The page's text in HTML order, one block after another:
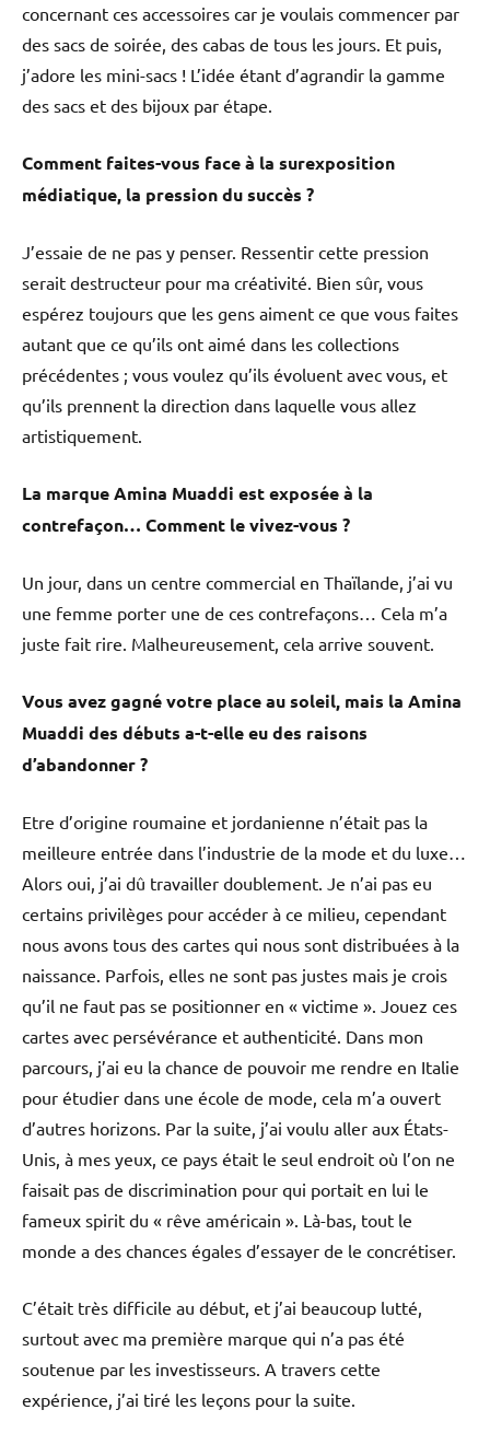
concernant ces accessoires car je voulais commencer par
des sacs de soirée, des cabas de tous les jours. Et puis,
j’adore les mini-sacs ! L’idée étant d’agrandir la gamme
des sacs et des bijoux par étape.
Comment faites-vous face à la surexposition
médiatique, la pression du succès ?
J’essaie de ne pas y penser. Ressentir cette pression
serait destructeur pour ma créativité. Bien sûr, vous
espérez toujours que les gens aiment ce que vous faites
autant que ce qu’ils ont aimé dans les collections
précédentes ; vous voulez qu’ils évoluent avec vous, et
qu’ils prennent la direction dans laquelle vous allez
artistiquement.
La marque Amina Muaddi est exposée à la
contrefaçon… Comment le vivez-vous ?
Un jour, dans un centre commercial en Thaïlande, j’ai vu
une femme porter une de ces contrefaçons… Cela m’a
juste fait rire. Malheureusement, cela arrive souvent.
Vous avez gagné votre place au soleil, mais la Amina
Muaddi des débuts a-t-elle eu des raisons
d’abandonner ?
Etre d’origine roumaine et jordanienne n’était pas la
meilleure entrée dans l’industrie de la mode et du luxe…
Alors oui, j’ai dû travailler doublement. Je n’ai pas eu
certains privilèges pour accéder à ce milieu, cependant
nous avons tous des cartes qui nous sont distribuées à la
naissance. Parfois, elles ne sont pas justes mais je crois
qu’il ne faut pas se positionner en « victime ». Jouez ces
cartes avec persévérance et authenticité. Dans mon
parcours, j’ai eu la chance de pouvoir me rendre en Italie
pour étudier dans une école de mode, cela m’a ouvert
d’autres horizons. Par la suite, j’ai voulu aller aux États-
Unis, à mes yeux, ce pays était le seul endroit où l’on ne
faisait pas de discrimination pour qui portait en lui le
fameux spirit du « rêve américain ». Là-bas, tout le
monde a des chances égales d’essayer de le concrétiser.
C’était très difficile au début, et j’ai beaucoup lutté,
surtout avec ma première marque qui n’a pas été
soutenue par les investisseurs. A travers cette
expérience, j’ai tiré les leçons pour la suite.